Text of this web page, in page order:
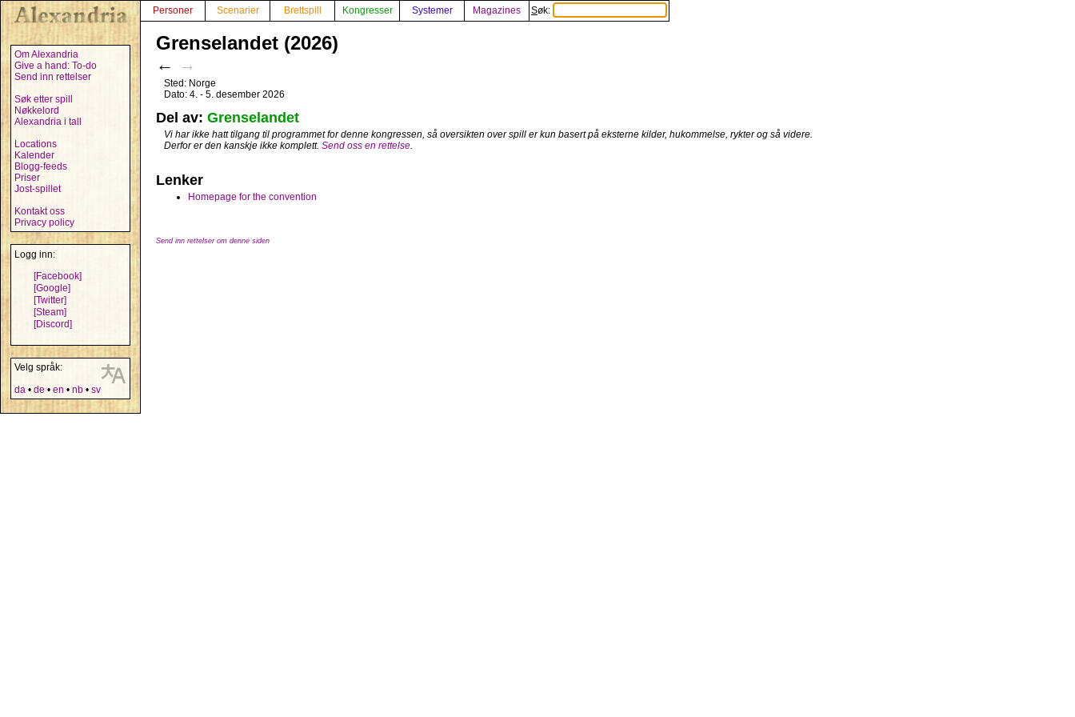
Om Alexandria
Give a hand: To-do
Send inn rettelser
Søk etter spill
Nøkkelord
Alexandria i tall
Locations
Kalender
Blogg-feeds
Priser
Jost-spillet
Kontakt oss
Privacy policy
Logg inn:
[Facebook]
[Google]
[Twitter]
[Steam]
[Discord]
Velg språk:
da • de • en • nb • sv
Personer Scenarier Brettspill Kongresser Systemer Magazines Søk:
Grenselandet (2026)
← →
Sted: Norge
Dato: 4. - 5. desember 2026
Del av: Grenselandet
Vi har ikke hatt tilgang til programmet for denne kongressen, så oversikten over spill er kun basert på eksterne kilder, hukommelse, rykter og så videre.
Derfor er den kanskje ikke komplett. Send oss en rettelse.
Lenker
Homepage for the convention
Send inn rettelser om denne siden